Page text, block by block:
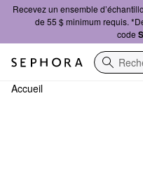
Recevez un ensemble
de 55 $ minimum requis.
code
Recherche
Accueil